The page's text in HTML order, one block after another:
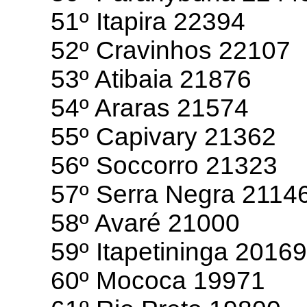
51º Itapira 22394
52º Cravinhos 22107
53º Atibaia 21876
54º Araras 21574
55º Capivary 21362
56º Soccorro 21323
57º Serra Negra
58º Avaré 21000
59º Itapetininga 20169
60º Mococa 19971